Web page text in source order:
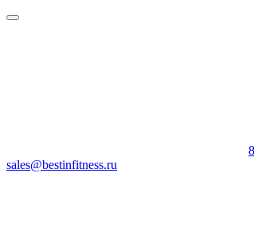
sales@bestinfitness.ru